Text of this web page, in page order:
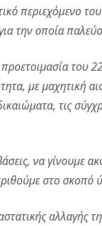
περιεχόμενο
την οποία
του
με μαχητική
τις
να γίνουμε
στο σκοπό
αλλαγής